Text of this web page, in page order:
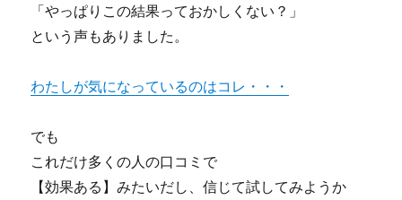
「やっぱりこの結果っておかしくない？」
という声もありました。
わたしが気になっているのはコレ・・・
でも
これだけ多くの人の口コミで
【効果ある】みたいだし、信じて試してみようか